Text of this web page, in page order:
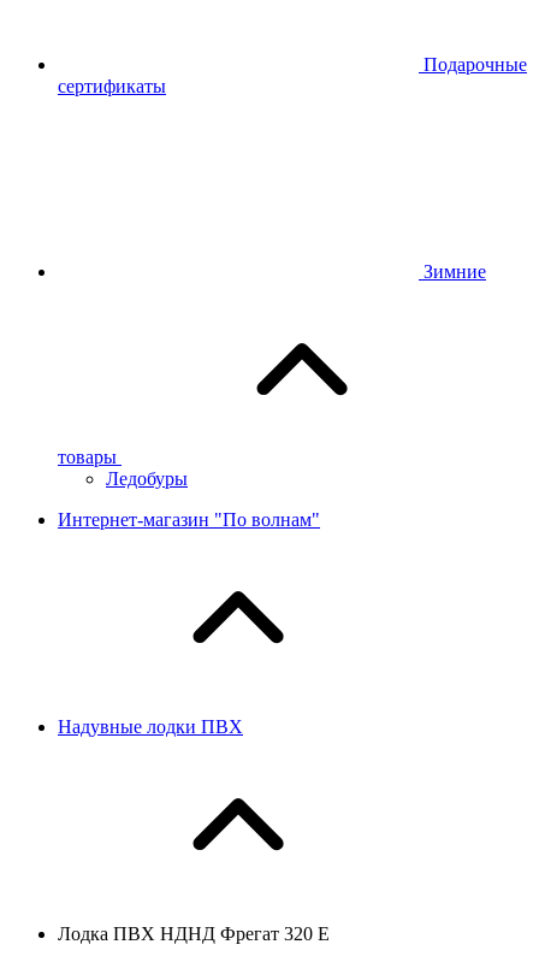
Подарочные
сертификаты
Зимние
товары
Ледобуры
Интернет-магазин "По волнам"
Надувные лодки ПВХ
Лодка ПВХ НДНД Фрегат 320 Е